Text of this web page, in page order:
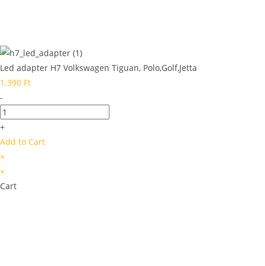
Led adapter H7 Volkswagen Tiguan, Polo,Golf,Jetta
1.390 Ft
-
+
Add to Cart
×
×
Cart